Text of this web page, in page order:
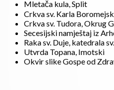
Mletača kula, Split
Crkva sv. Karla
Crkva sv. Tudora, Okrug
Secesijski namještaj iz
Raka sv. Duje, katedrala
Utvrda Topana, Imotski
Okvir slike Gospe od